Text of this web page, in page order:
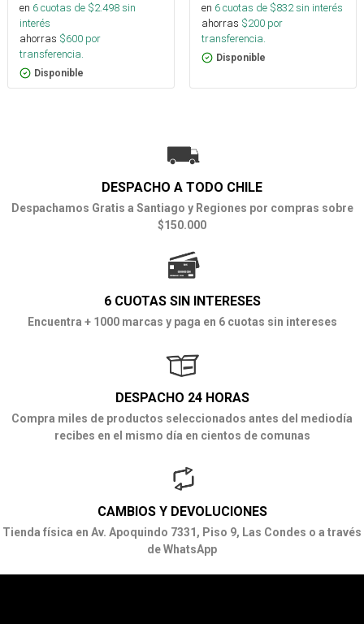
en 6cuotas de $2.498sin
interés
ahorras $600 por
transferencia.
Disponible
en 6cuotas de $832sin interés
ahorras $200 por
transferencia.
Disponible
DESPACHO A TODO CHILE
Despachamos Gratis a Santiago y Regiones por compras sobre
$150.000
6 CUOTAS SIN INTERESES
Encuentra + 1000 marcas y paga en 6 cuotas sin intereses
DESPACHO 24 HORAS
Compra miles de productos seleccionados antes del mediodía
recibes en el mismo día en cientos de comunas
CAMBIOS Y DEVOLUCIONES
Tienda física en Av. Apoquindo 7331, Piso 9, Las Condes o a través
de WhatsApp